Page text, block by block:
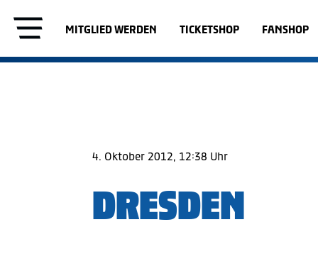
MITGLIED WERDEN TICKETSHOP FANSHOP
4. Oktober 2012, 12:38 Uhr
DRESDEN